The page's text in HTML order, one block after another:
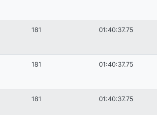
181 01:40:37.75
181 01:40:37.75
181 01:40:37.75